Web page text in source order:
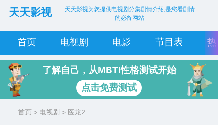
天天影视
天天影视为您提供电视剧分集剧情介绍,是您看剧情
的必备网站
首页 电视剧 电影 节目表
了解自己，从MBTI性格测试开始
点击免费测试
首页 > 电视剧 > 医龙2